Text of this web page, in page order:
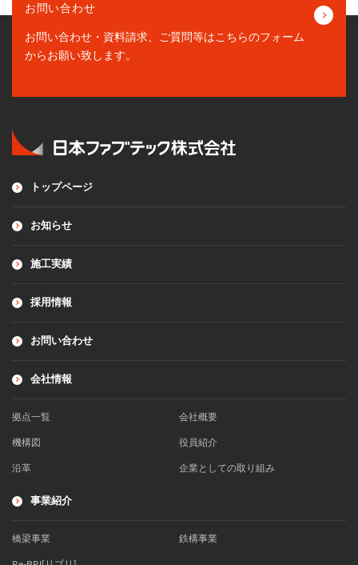
お問い合わせ
お問い合わせ・資料請求、ご質問等はこちらのフォーム
からお願い致します。
トップページ
お知らせ
施工実績
採用情報
お問い合わせ
会社情報
拠点一覧 会社概要
機構図 役員紹介
沿革 企業としての取り組み
事業紹介
橋梁事業 鉄構事業